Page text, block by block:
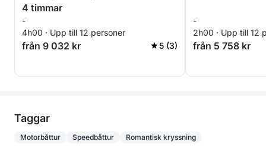
4 timmar
-
4h00 · Upp till 12 personer
från 9 032 kr 5 (3)
-
2h00 · Upp till 12
från 5 758 kr
Taggar
Motorbåttur Speedbåttur Romantisk kryssning